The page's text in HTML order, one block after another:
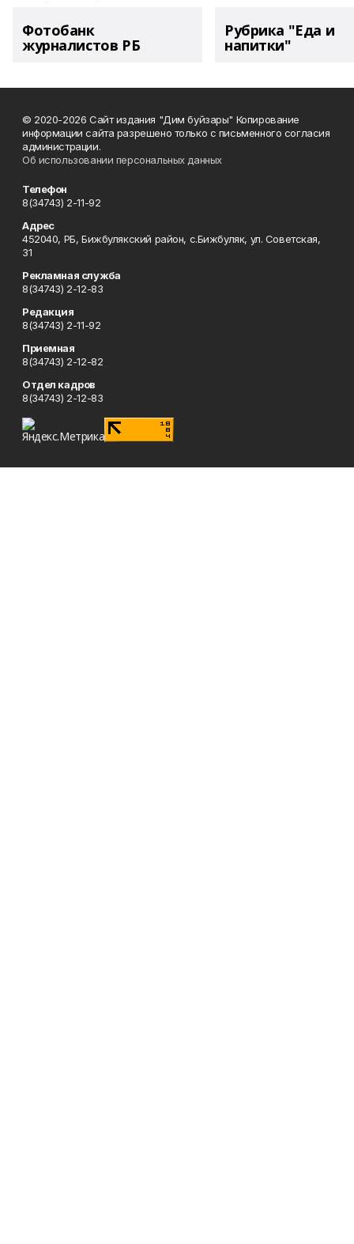
Фотобанк
журналистов РБ
Рубрика "Еда и
напитки"
© 2020-2026 Сайт издания "Дим буйзары" Копирование
информации сайта разрешено только с письменного согласия
администрации.
Об использовании персональных данных
Телефон
8(34743) 2-11-92
Адрес
452040, РБ, Бижбулякский район, с.Бижбуляк, ул. Советская,
31
Рекламная служба
8(34743) 2-12-83
Редакция
8(34743) 2-11-92
Приемная
8(34743) 2-12-82
Отдел кадров
8(34743) 2-12-83